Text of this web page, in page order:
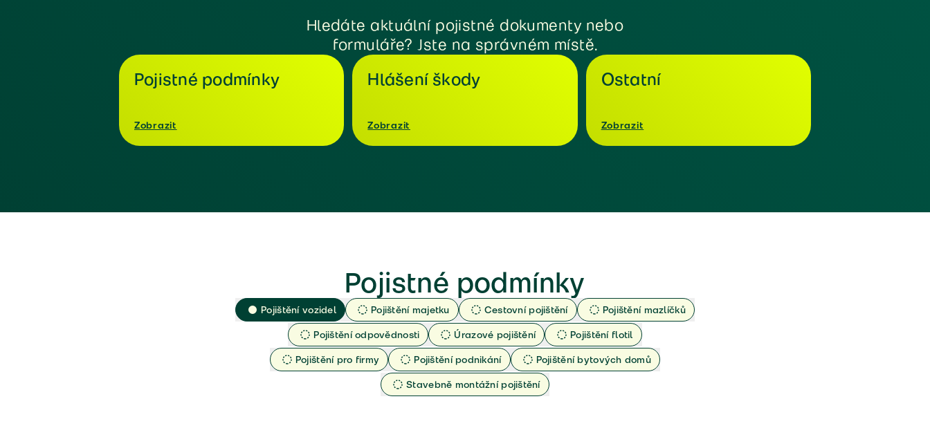
Hledáte aktuální pojistné dokumenty nebo
formuláře? Jste na správném místě.
Pojistné podmínky
Zobrazit
Hlášení škody
Zobrazit
Ostatní
Zobrazit
Pojistné podmínky
Pojištění vozidel Pojištění majetku Cestovní pojištění
Pojištění mazlíčků
Pojištění odpovědnosti
Úrazové pojištění
Pojištění flotil
Pojištění pro firmy
Pojištění podnikání
Pojištění bytových domů
Stavebně montážní pojištění